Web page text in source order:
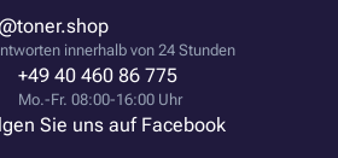
innerhalb von 24 Stunden
+49 40 460 86 775
Mo.-Fr. 08:00-16:00 Uhr
Sie uns auf Facebook